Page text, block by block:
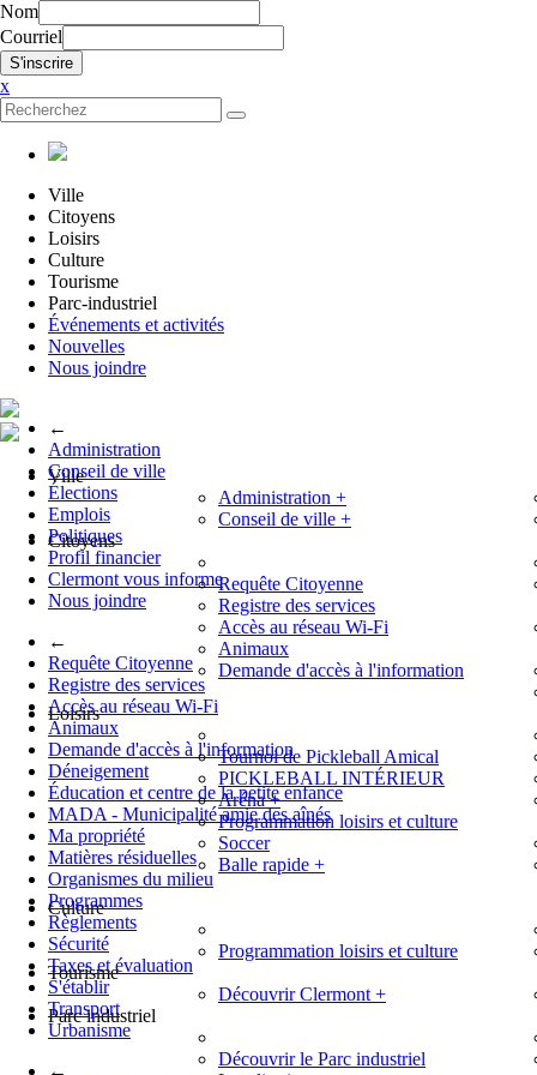
Nom
Courriel
x
Ville
Citoyens
Loisirs
Culture
Tourisme
Parc-industriel
Événements et activités
Nouvelles
Nous joindre
←
Administration
Conseil de ville
Élections
Emplois
Politiques
Profil financier
Clermont vous informe
Nous joindre
←
Requête Citoyenne
Registre des services
Accès au réseau Wi-Fi
Animaux
Demande d'accès à l'information
Déneigement
Éducation et centre de la petite enfance
MADA - Municipalité amie des aînés
Ma propriété
Matières résiduelles
Organismes du milieu
Programmes
Règlements
Sécurité
Taxes et évaluation
S'établir
Transport
Urbanisme
←
Ville
Administration +
Conseil de ville +
Citoyens
Requête Citoyenne
Registre des services
Accès au réseau Wi-Fi
Animaux
Demande d'accès à l'information
Loisirs
Tournoi de Pickleball Amical
PICKLEBALL INTÉRIEUR
Aréna+
Programmation loisirs et culture
Soccer
Balle rapide +
Culture
Programmation loisirs et culture
Tourisme
Découvrir Clermont +
Parc industriel
Découvrir le Parc industriel